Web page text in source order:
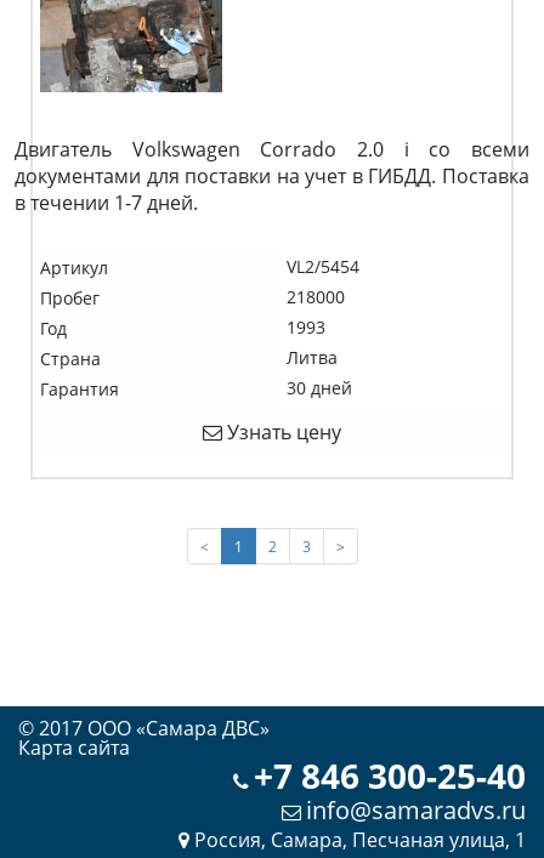
Двигатель Volkswagen Corrado 2.0 i со всеми
документами для поставки на учет в ГИБДД. Поставка
в течении 1-7 дней.
Артикул
VL2/5454
Пробег
218000
Год
1993
Страна
Литва
Гарантия
30 дней
Узнать цену
< 1 (current)
2 3 >
© 2017 OOO «Самара ДВС»
Карта сайта
+7 846 300-25-40
info@samaradvs.ru
Россия, Самара, Песчаная улица, 1